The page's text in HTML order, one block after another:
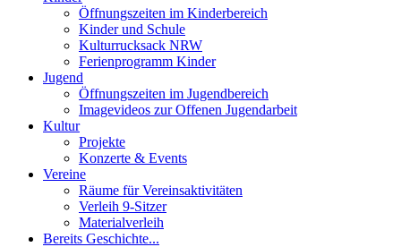
Öffnungszeiten im Kinderbereich
Kinder und Schule
Kulturrucksack NRW
Ferienprogramm Kinder
Jugend
Öffnungszeiten im Jugendbereich
Imagevideos zur Offenen Jugendarbeit
Kultur
Projekte
Konzerte & Events
Vereine
Räume für Vereinsaktivitäten
Verleih 9-Sitzer
Materialverleih
Bereits Geschichte...